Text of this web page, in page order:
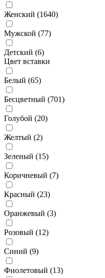
Женский (1640)
Мужской (77)
Детский (6)
Цвет вставки
Белый (65)
Бесцветный (701)
Голубой (20)
Желтый (2)
Зеленый (15)
Коричневый (7)
Красный (23)
Оранжевый (3)
Розовый (12)
Синий (9)
Фиолетовый (13)